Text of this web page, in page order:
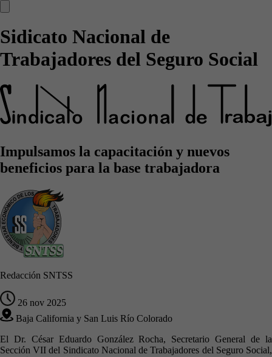
Sidicato Nacional de
Trabajadores del Seguro Social
Impulsamos la capacitación y nuevos
beneficios para la base trabajadora
Redacción SNTSS
26 nov 2025
Baja California y San Luis Río Colorado
El Dr. César Eduardo González Rocha, Secretario General de la
Sección VII del Sindicato Nacional de Trabajadores del Seguro Social,